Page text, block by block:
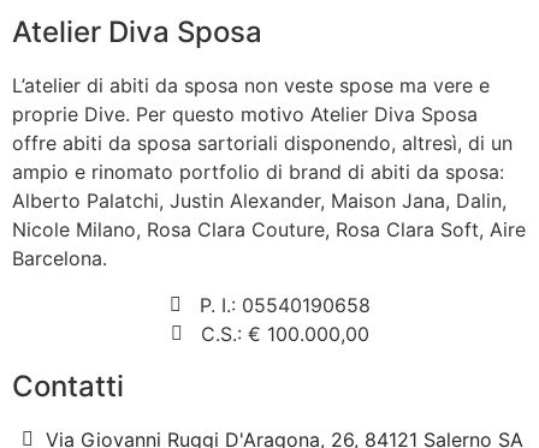
Atelier Diva Sposa
L’atelier di abiti da sposa non veste spose ma vere e
proprie Dive. Per questo motivo Atelier Diva Sposa
offre abiti da sposa sartoriali disponendo, altresì, di un
ampio e rinomato portfolio di brand di abiti da sposa:
Alberto Palatchi, Justin Alexander, Maison Jana, Dalin,
Nicole Milano, Rosa Clara Couture, Rosa Clara Soft, Aire
Barcelona.
P. I.: 05540190658
C.S.: € 100.000,00
Contatti
Via Giovanni Ruggi D'Aragona, 26, 84121 Salerno SA